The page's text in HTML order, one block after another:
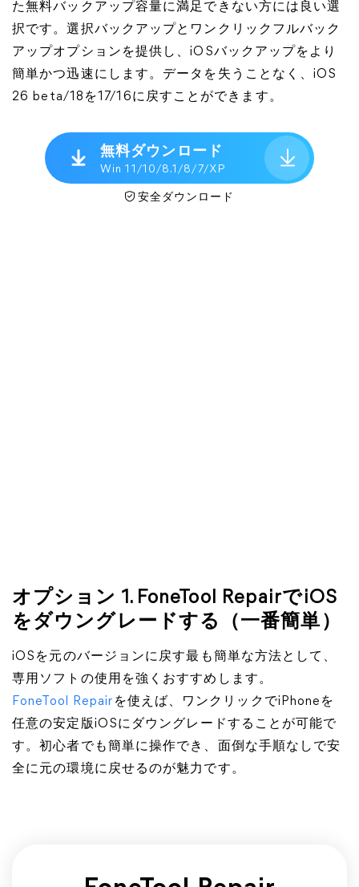
た無料バックアップ容量に満足できない方には良い選
択です。選択バックアップとワンクリックフルバック
アップオプションを提供し、iOSバックアップをより
簡単かつ迅速にします。データを失うことなく、iOS
26 beta/18を17/16に戻すことができます。
無料ダウンロード
Win 11/10/8.1/8/7/XP
安全ダウンロード
オプション 1. FoneTool RepairでiOS
をダウングレードする（一番簡単）
iOSを元のバージョンに戻す最も簡単な方法として、
専用ソフトの使用を強くおすすめします。
FoneTool Repair を使えば、ワンクリックでiPhoneを
任意の安定版iOSにダウングレードすることが可能で
す。初心者でも簡単に操作でき、面倒な手順なしで安
全に元の環境に戻せるのが魅力です。